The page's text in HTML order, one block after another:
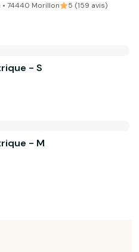
74440 Morillon
5 (159 avis)
- S
- M